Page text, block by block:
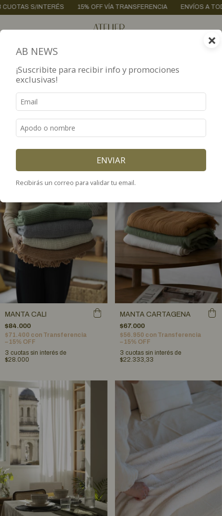
15% OFF VÍA TRANSFERENCIA ENVÍOS A TODO EL PAÍS /
Inicio HOME DECO PARA EL LIVING
MANTAS
Mantas de algodón parar sumar textura y color al living. Quedan
bien sobre sofás, sillones o sillas, completando la decoración del
espacio.
MANTA CALI
$84.000
$71.400 con Transferencia
– 15% OFF
3 cuotas sin interés de
$28.000
MANTA CARTAGENA
$67.000
$56.950 con Transferencia
– 15% OFF
3 cuotas sin interés de
$22.333,33
×
AB NEWS
¡Suscribite para recibir info y promociones
exclusivas!
ENVIAR
Recibirás un correo para validar tu email.